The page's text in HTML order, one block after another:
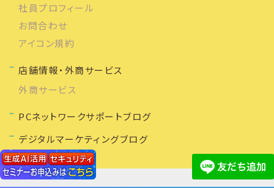
社員プロフィール
お問合わせ
アイコン規約
店舗情報・外商サービス
外商サービス
PCネットワークサポートブログ
デジタルマーケティングブログ